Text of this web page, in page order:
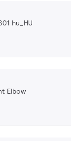
hu_HU
Elbow